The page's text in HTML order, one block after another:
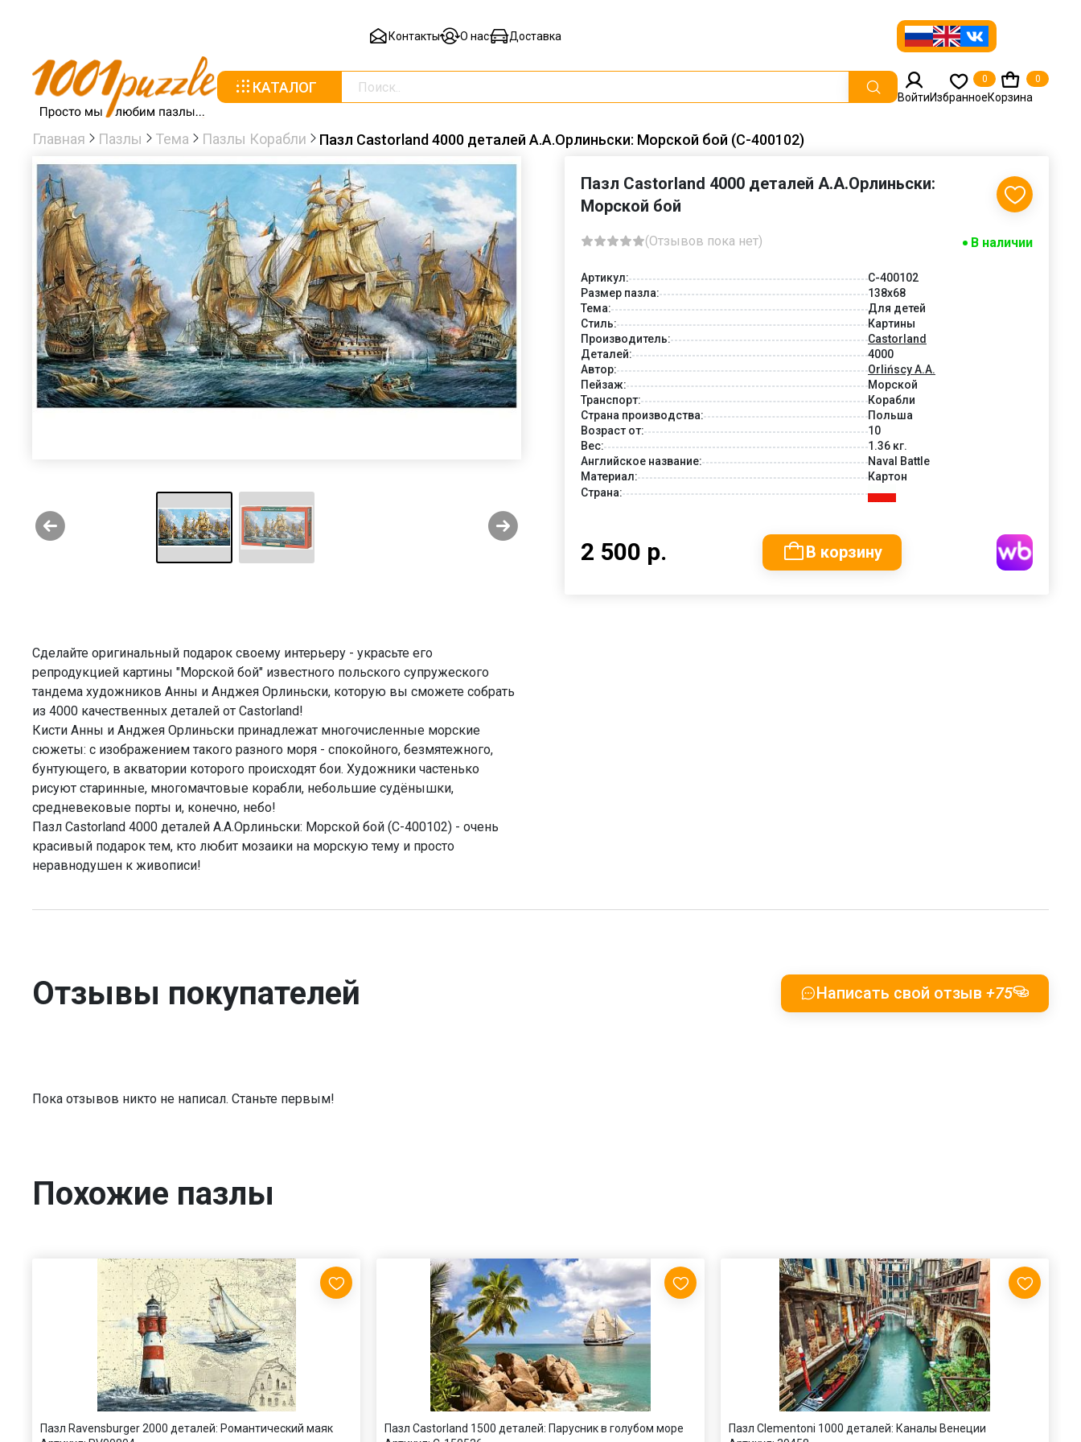
Контакты О нас Доставка
КАТАЛОГ
ВойтиИзбранное
0
Корзина
0
Главная Пазлы Тема Пазлы Корабли Пазл Castorland 4000 деталей А.А.Орлиньски: Морской бой (С-400102)
Сделайте оригинальный подарок своему интерьеру - украсьте его
репродукцией картины "Морской бой" известного польского супружеского
тандема художников Анны и Анджея Орлиньски, которую вы сможете собрать
из 4000 качественных деталей от Castorland!
Кисти Анны и Анджея Орлиньски принадлежат многочисленные морские
сюжеты: с изображением такого разного моря - спокойного, безмятежного,
бунтующего, в акватории которого происходят бои. Художники частенько
рисуют старинные, многомачтовые корабли, небольшие судёнышки,
средневековые порты и, конечно, небо!
Пазл Castorland 4000 деталей А.А.Орлиньски: Морской бой (C-400102) - очень
красивый подарок тем, кто любит мозаики на морскую тему и просто
неравнодушен к живописи!
Пазл Castorland 4000 деталей А.А.Орлиньски:
Морской бой
(Отзывов пока нет) В наличии
Артикул:
С-400102
Размер пазла:
138x68
Тема:
Для детей
Стиль:
Картины
Производитель:
Castorland
Деталей:
4000
Автор:
Orlińscy A.A.
Пейзаж:
Морской
Транспорт:
Корабли
Страна производства:
Польша
Возраст от:
10
Вес:
1.36 кг.
Английское название:
Naval Battle
Материал:
Картон
Страна:
2 500 р. В корзину
Отзывы покупателей Написать свой отзыв +75
Пока отзывов никто не написал. Станьте первым!
Похожие пазлы
Пазл Ravensburger 2000 деталей: Романтический маяк
Пазл Castorland 1500 деталей: Парусник в голубом море
Пазл Clementoni 1000 деталей: Каналы Венеции